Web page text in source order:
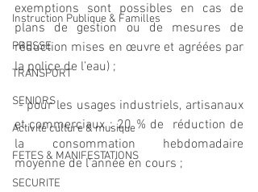
Instruction Publique & Familles
PRESSE
TRANSPORT
SENIORS
Activité culture & musique
FETES & MANIFESTATIONS
SECURITE
exemptions sont possibles en cas de
plans de gestion ou de mesures de
réduction mises en œuvre et agréées par
la police de l’eau) ;
- pour les usages industriels, artisanaux
et commerciaux : 20 % de  réduction de
la consommation hebdomadaire
moyenne de l’année en cours ;